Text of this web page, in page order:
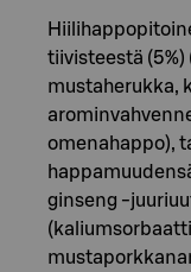
tiivisteestä
mustaherukka,
omenahappo),
ginseng -